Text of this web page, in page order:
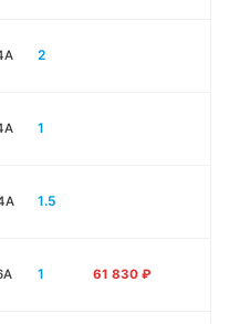
2
1
1.5
1 61 830 ₽